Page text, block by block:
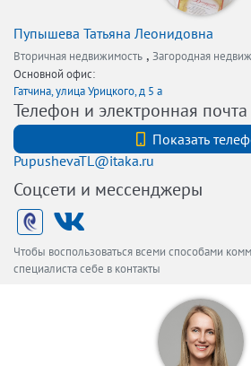
Пупышева Татьяна Леонидовна
Вторичная недвижимость , Загородная
Основной офис:
Гатчина, улица Урицкого, д 5 а
Телефон и электронная почта
Показать
PupushevaTL@itaka.ru
Соцсети и мессенджеры
Чтобы воспользоваться всеми способами
специалиста себе в контакты